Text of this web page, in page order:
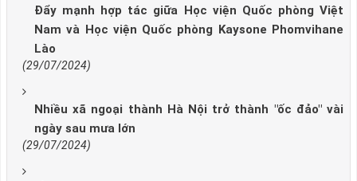
Đẩy mạnh hợp tác giữa Học viện Quốc phòng Việt
Nam và Học viện Quốc phòng Kaysone Phomvihane
Lào
(29/07/2024)
Nhiều xã ngoại thành Hà Nội trở thành "ốc đảo" vài
ngày sau mưa lớn
(29/07/2024)